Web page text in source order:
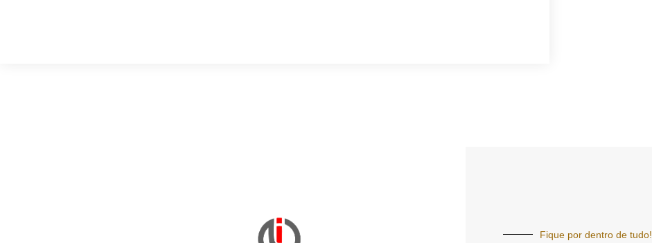
Fique por dentro de tudo!